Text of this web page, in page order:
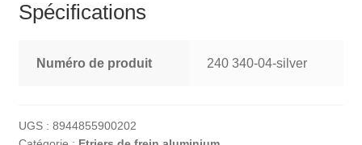
Spécifications
Numéro de produit 240 340-04-silver
UGS : 8944855900202